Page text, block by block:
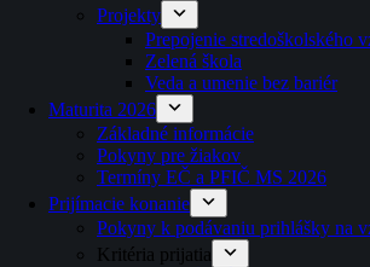
Projekty
Prepojenie stredoškolského
Zelená škola
Veda a umenie bez bariér
Maturita 2026
Základné informácie
Pokyny pre žiakov
Termíny EČ a PFIČ MS 2026
Prijímacie konanie
Pokyny k podávaniu prihlášky na
Kritéria prijatia